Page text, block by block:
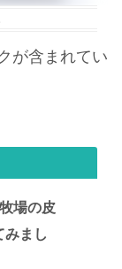
が含まれてい
場の皮
みまし